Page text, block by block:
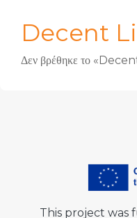
Decent
Δεν βρέθηκε το
This project was